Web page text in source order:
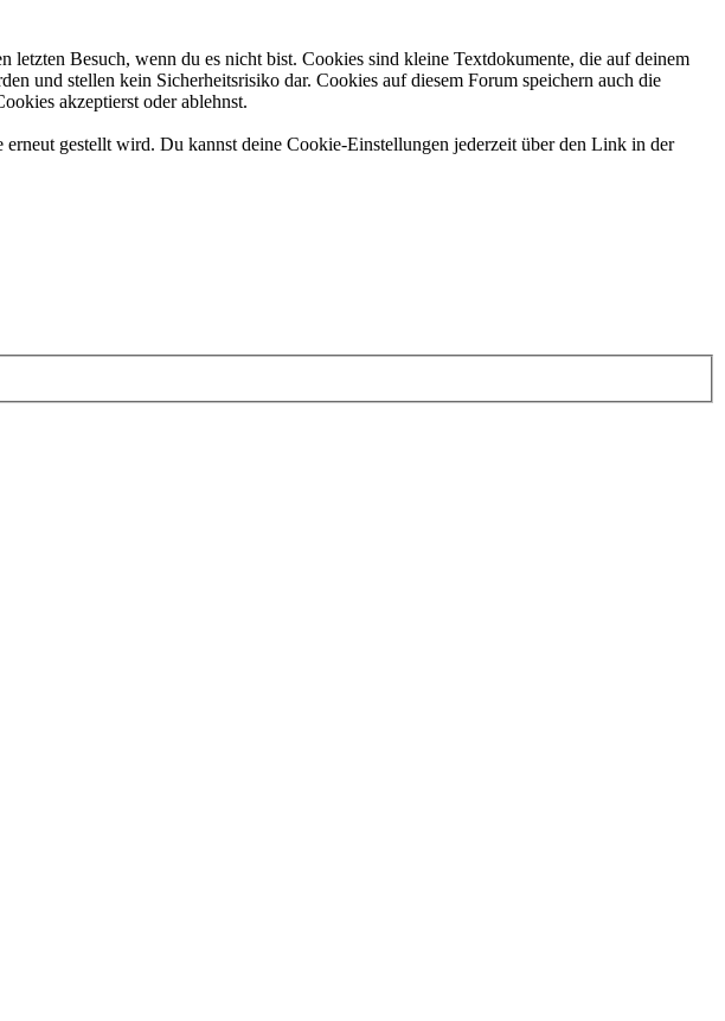
Besuch, wenn du es nicht bist. Cookies sind kleine Textdokumente, die auf deinem
und stellen kein Sicherheitsrisiko dar. Cookies auf diesem Forum speichern auch die
akzeptierst oder ablehnst.
gestellt wird. Du kannst deine Cookie-Einstellungen jederzeit über den Link in der